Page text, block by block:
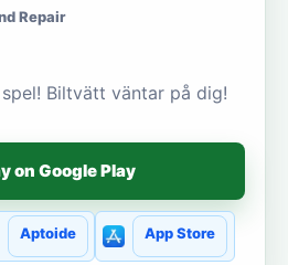
Repair
Biltvätt väntar på dig!
on Google Play
Aptoide App Store